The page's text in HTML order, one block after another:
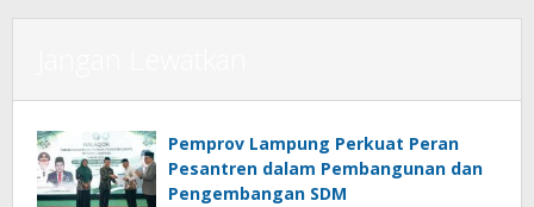
Pemprov Lampung Perkuat Peran
Pesantren dalam Pembangunan dan
Pengembangan SDM